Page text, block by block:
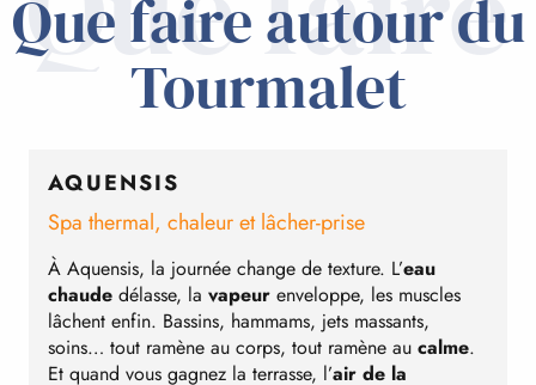
Que faire autour du
Tourmalet
AQUENSIS
Spa thermal, chaleur et lâcher-prise
À Aquensis, la journée change de texture. L’eau
chaude délasse, la vapeur enveloppe, les muscles
lâchent enfin. Bassins, hammams, jets massants,
soins… tout ramène au corps, tout ramène au calme.
Et quand vous gagnez la terrasse, l’air de la